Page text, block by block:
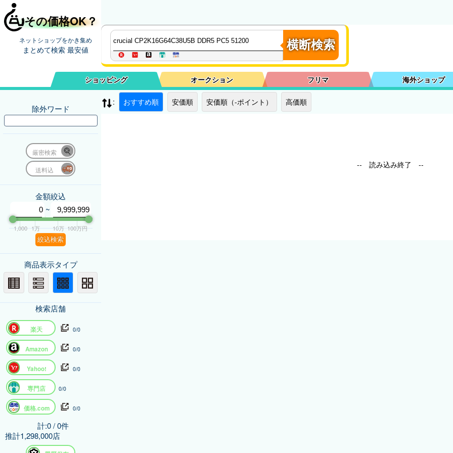
その価格OK？
ネットショップをかき集め
まとめて検索 最安値 横断検索
ショッピング オークション フリマ 海外ショップ
除外ワード
厳密検索
送料込
金額絞込
~
1,000 1万 10万 100万円
絞込検索
商品表示タイプ
検索店舗
楽天 0/0
Amazon 0/0
Yahoo! 0/0
専門店 0/0
価格.com 0/0
計:0 / 0件
推計1,298,000店
: おすすめ順 安価順 安価順（-ポイント） 高価順
-- 読み込み終了 --